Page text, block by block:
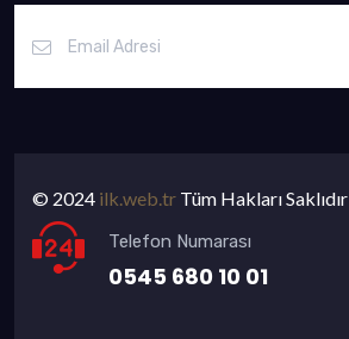
© 2024 ilk.web.tr Tüm Hakları Saklıdır
Telefon Numarası
0545 680 10 01